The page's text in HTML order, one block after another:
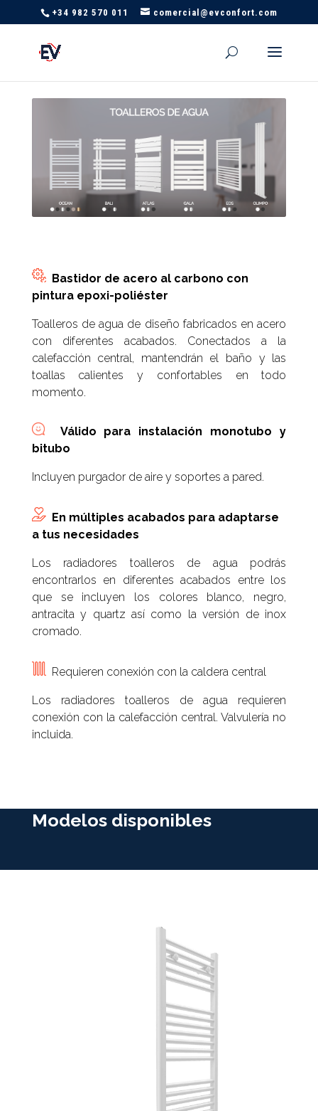
+34 982 570 011 comercial@evconfort.com
Bastidor de acero al carbono con
pintura epoxi-poliéster
Toalleros de agua de diseño fabricados en acero
con diferentes acabados. Conectados a la
calefacción central, mantendrán el baño y las
toallas calientes y confortables en todo
momento.
Válido para instalación monotubo y
bitubo
Incluyen purgador de aire y soportes a pared.
En múltiples acabados para adaptarse
a tus necesidades
Los radiadores toalleros de agua podrás
encontrarlos en diferentes acabados entre los
que se incluyen los colores blanco, negro,
antracita y quartz así como la versión de inox
cromado.
Requieren conexión con la caldera central
Los radiadores toalleros de agua requieren
conexión con la calefacción central. Valvulería no
incluida.
Modelos disponibles